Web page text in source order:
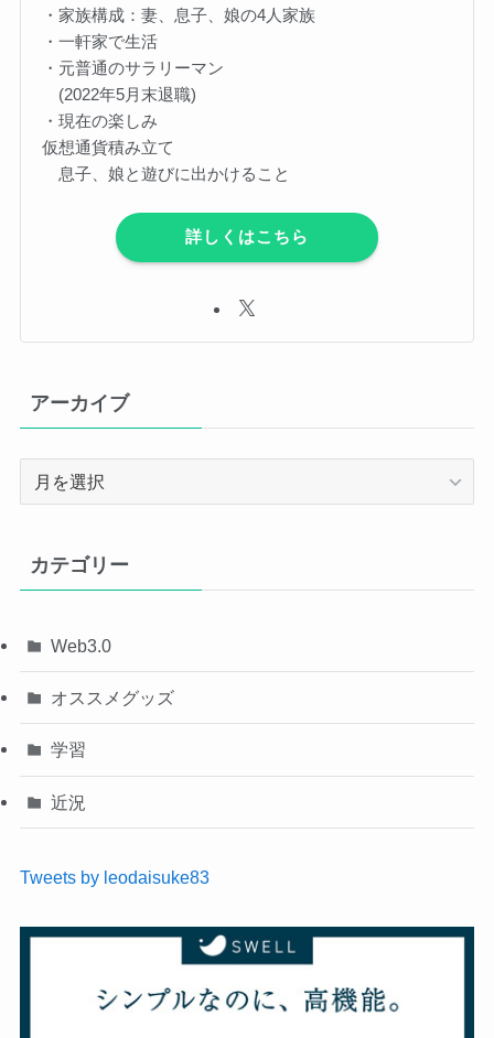
・家族構成：妻、息子、娘の4人家族
・一軒家で生活
・元普通のサラリーマン
(2022年5月末退職)
・現在の楽しみ
仮想通貨積み立て
息子、娘と遊びに出かけること
詳しくはこちら
アーカイブ
ブ
カテゴリー
Web3.0
オススメグッズ
学習
近況
Tweets by leodaisuke83